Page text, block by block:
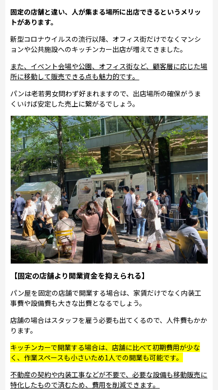
固定の店舗と違い、人が集まる場所に出店できるというメリッ
トがあります。
新型コロナウイルスの流行以降、オフィス街だけでなくマンシ
ョンや公共施設へのキッチンカー出店が増えてきました。
また、イベント会場や公園、オフィス街など、顧客層に応じた場
所に移動して販売できる点も魅力的です。
パンは老若男女問わず好まれますので、出店場所の確保がうま
くいけば安定した売上に繋がるでしょう。
【固定の店舗より開業資金を抑えられる】
パン屋を固定の店舗で開業する場合は、家賃だけでなく内装工
事費や設備費も大きな出費となるでしょう。
店舗の場合はスタッフを雇う必要も出てくるので、人件費もかか
ります。
キッチンカーで開業する場合は、店舗に比べて初期費用が少な
く、作業スペースも小さいため1人での開業も可能です。
不動産の契約や内装工事などが不要で、必要な設備も移動販売に
特化したもので済むため、費用を削減できます。